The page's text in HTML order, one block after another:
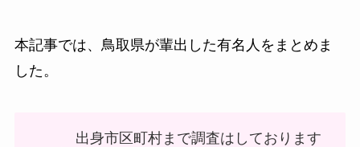
本記事では、鳥取県が輩出した有名人をまとめま
した。
出身市区町村まで調査はしております